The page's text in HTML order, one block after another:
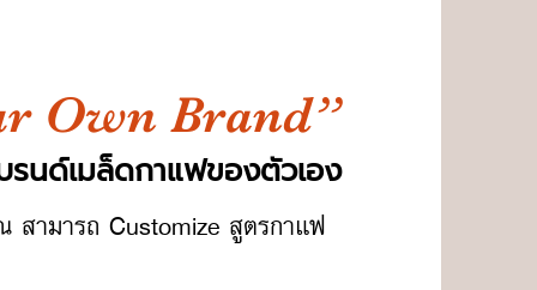
Own Brand”
นด์เมล็ดกาแฟของตัวเอง
สามารถ Customize สูตรกาแฟ